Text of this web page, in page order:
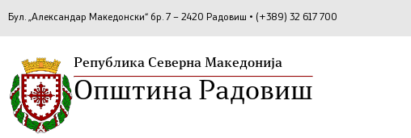
Бул. „Александар Македонски“ бр. 7 – 2420 Радовиш • (+389) 32 617 700
Република Северна Македонија
Општина Радовиш